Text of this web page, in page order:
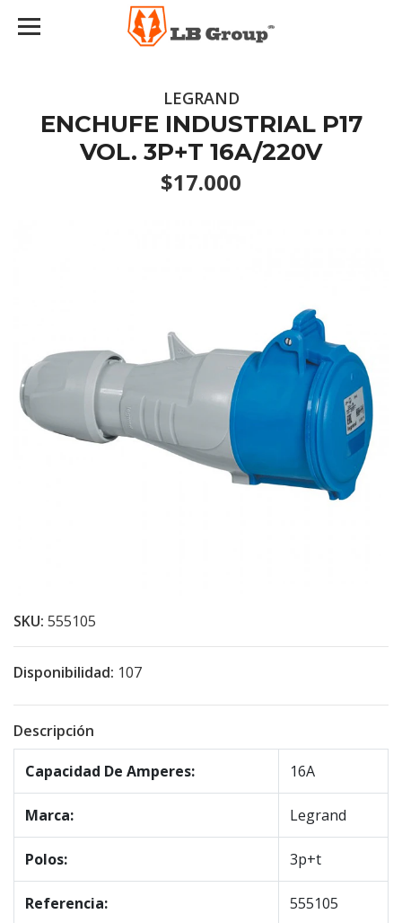
LEGRAND
ENCHUFE INDUSTRIAL P17
VOL. 3P+T 16A/220V
$17.000
SKU: 555105
Disponibilidad: 107
Descripción
Capacidad De Amperes: 16A
Marca: Legrand
Polos: 3p+t
Referencia: 555105